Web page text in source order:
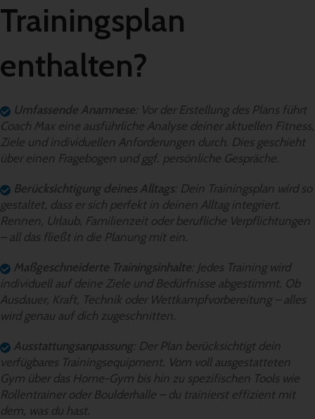
Trainingsplan
enthalten?
Umfassende Anamnese: Vor der Erstellung des Plans führt
Coach Max eine ausführliche Analyse deiner aktuellen Fitness,
Ziele und individuellen Anforderungen durch. Dies geschieht
über einen Fragebogen und ggf. persönliche Gespräche.
Berücksichtigung deines Alltags: Dein Trainingsplan wird so
gestaltet, dass er sich perfekt in deinen Alltag integriert.
Rennen, Urlaub, Familienzeit oder berufliche Verpflichtungen
– all das fließt in die Planung mit ein.
Maßgeschneiderte Trainingsinhalte: Jedes Training wird
individuell auf deine Ziele und Bedürfnisse abgestimmt. Ob
Ausdauer, Kraft, Technik oder Wettkampfvorbereitung – alles
wird genau auf dich zugeschnitten.
Ausstattungsanpassung: Der Plan berücksichtigt dein
verfügbares Trainingsequipment. Vom voll ausgestatteten
Gym über das Home-Gym bis hin zu spezifischen Tools wie
Rollentrainer oder Boulderhalle – du trainierst effizient mit
dem, was du hast.